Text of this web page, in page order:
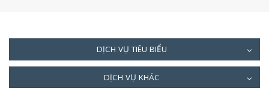
DỊCH VỤ TIÊU BIỂU
DỊCH VỤ KHÁC